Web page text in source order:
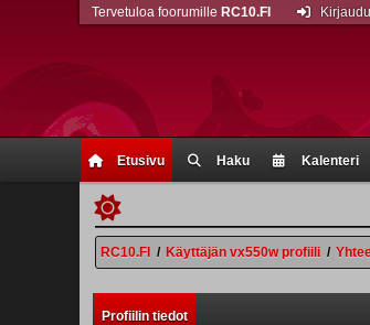
Etusivu Haku Kalenteri
Tervetuloa foorumille RC10.FI Kirjaudu
RC10.FI / Käyttäjän vx550w profiili /
Profiilin tiedot